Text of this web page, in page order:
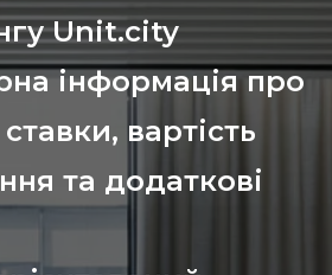
Unit.city
інформація про
вартість
та додаткові